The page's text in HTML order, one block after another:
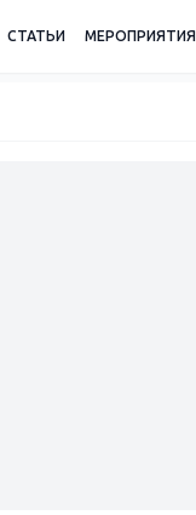
СТАТЬИ МЕРОПРИЯТИЯ